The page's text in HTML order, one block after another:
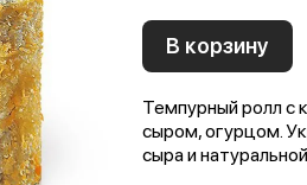
В корзину
Темпурный ролл с
сыром, огурцом.
сыра и